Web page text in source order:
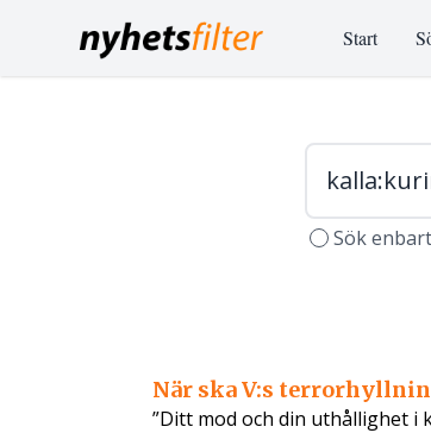
Start
Sök
När ska V:s
”Ditt mod och din uthållighet